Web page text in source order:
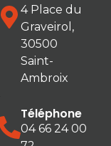
4 Place du
Graveirol,
30500
Saint-
Ambroix
Téléphone
04 66 24 00